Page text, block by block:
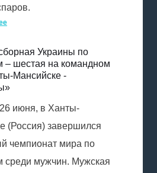
Украины по
– шестая на командном
Мансийске -
июня, в Ханты-
(Россия) завершился
чемпионат мира по
среди мужчин. Мужская